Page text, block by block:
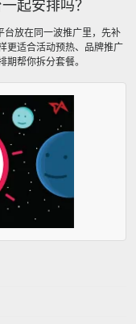
起安排吗？
台放在同一波推广里，先补
更适合活动预热、品牌推广
帮你拆分套餐。